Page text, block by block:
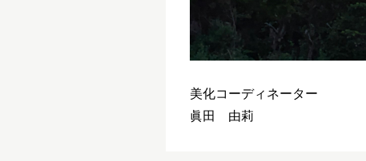
美化コーディネーター
眞田 由莉